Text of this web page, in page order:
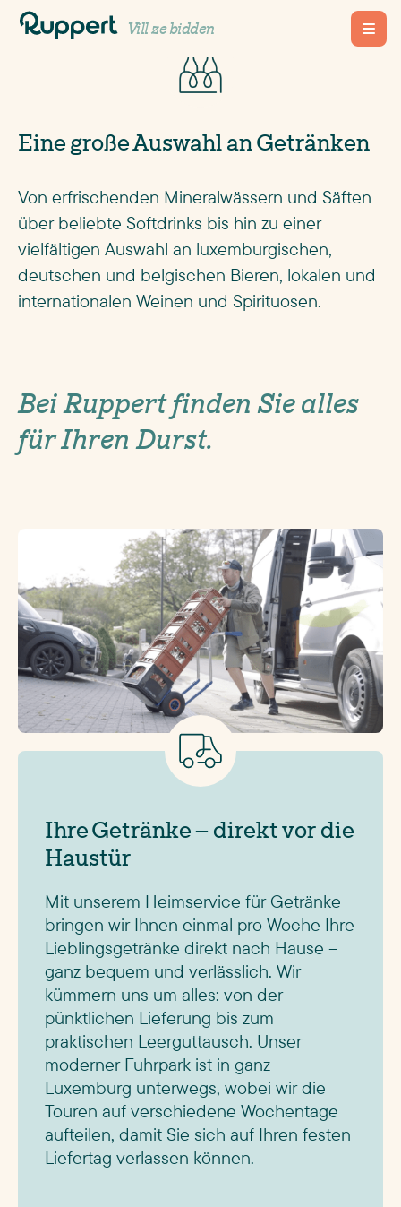
Vill ze bidden
Eine große Auswahl an Getränken
Von erfrischenden Mineralwässern und Säften
über beliebte Softdrinks bis hin zu einer
vielfältigen Auswahl an luxemburgischen,
deutschen und belgischen Bieren, lokalen und
internationalen Weinen und Spirituosen.
Bei Ruppert finden Sie alles
für Ihren Durst.
Ihre Getränke – direkt vor die
Haustür
Mit unserem Heimservice für Getränke
bringen wir Ihnen einmal pro Woche Ihre
Lieblingsgetränke direkt nach Hause –
ganz bequem und verlässlich. Wir
kümmern uns um alles: von der
pünktlichen Lieferung bis zum
praktischen Leerguttausch. Unser
moderner Fuhrpark ist in ganz
Luxemburg unterwegs, wobei wir die
Touren auf verschiedene Wochentage
aufteilen, damit Sie sich auf Ihren festen
Liefertag verlassen können.